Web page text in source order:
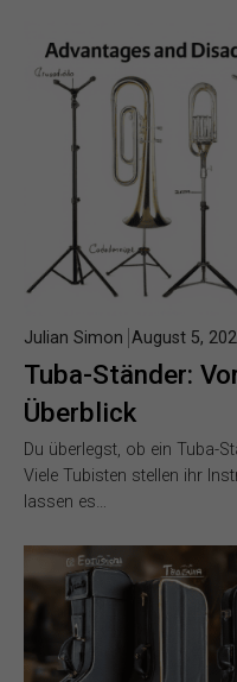
Tuba-Ständer:
Überblick
Julian Simon August 5,
Du überlegst, ob ein Tuba-
Viele Tubisten stellen ihr
lassen es…